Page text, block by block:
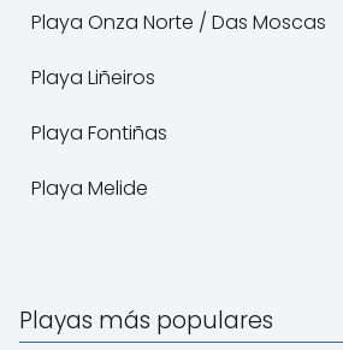
Playa Onza Norte / Das Moscas
Playa Liñeiros
Playa Fontiñas
Playa Melide
Playas más populares